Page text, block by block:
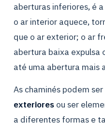
aberturas inferiores, é a
o ar interior aquece,
que o ar exterior; o ar
abertura baixa expulsa
até uma abertura mais
As chaminés podem ser
exteriores ou ser
a diferentes formas e